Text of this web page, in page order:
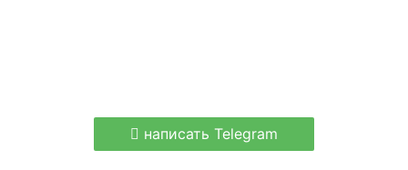
написать Telegram